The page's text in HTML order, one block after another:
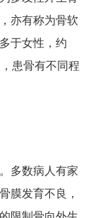
亦有称为骨软
于女性，约
患骨有不同程
多数病人有家
膜发育不良，